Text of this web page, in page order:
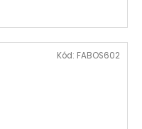
Kód: FABOS602